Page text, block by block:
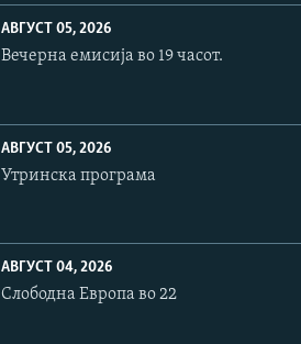
АВГУСТ 05, 2026
Вечерна емисија во 19 часот.
АВГУСТ 05, 2026
Утринска програма
АВГУСТ 04, 2026
Слободна Европа во 22